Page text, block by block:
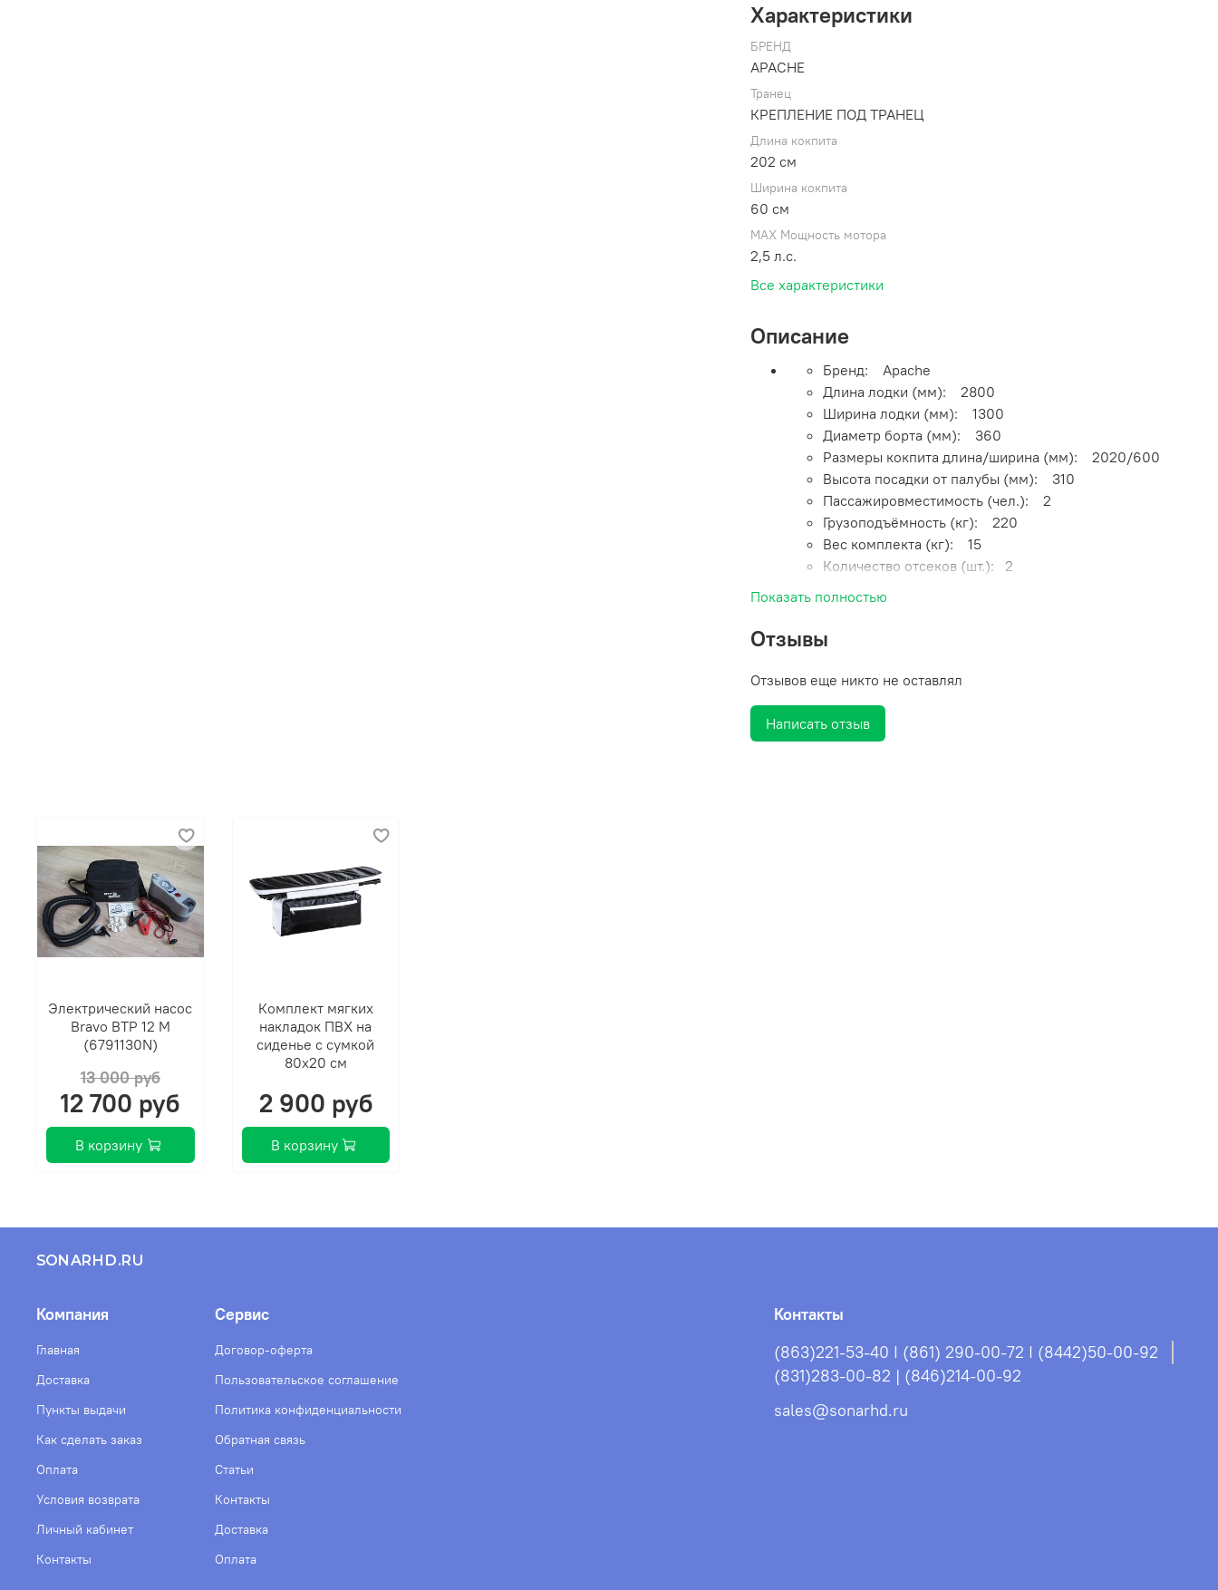
Характеристики
БРЕНД
APACHE
Транец
КРЕПЛЕНИЕ ПОД ТРАНЕЦ
Длина кокпита
202 см
Ширина кокпита
60 см
MAX Мощность мотора
2,5 л.с.
Все характеристики
Описание
Бренд:Apache
Длина лодки (мм): 2800
Ширина лодки (мм):1300
Диаметр борта (мм): 360
Размеры кокпита длина/ширина (мм):2020/600
Высота посадки от палубы (мм): 310
Пассажировместимость (чел.):2
Грузоподъёмность (кг):220
Вес комплекта (кг):15
Количество отсеков (шт.): 2
Максимальная скорость движения под мотором (км/
Габариты упаковки лодки длина/ширина/высота
Тип лодки:
Тип дна: натяжное
Показать полностью
Отзывы
Отзывов еще никто не оставлял
Написать отзыв
Электрический насос
Bravo BТP 12 М
(6791130N)
13 000 руб
12 700 руб
В корзину
Комплект мягких
накладок ПВХ на
сиденье с сумкой
80х20 см
2 900 руб
В корзину
SONARHD.RU
Компания
Главная
Доставка
Пункты выдачи
Как сделать заказ
Оплата
Условия возврата
Личный кабинет
Контакты
Сервис
Договор-оферта
Пользовательское соглашение
Политика конфиденциальности
Обратная связь
Статьи
Контакты
Доставка
Оплата
Контакты
(863)221-53-40 I (861) 290-00-72 I (8442)50-00-92
(831)283-00-82 | (846)214-00-92
sales@sonarhd.ru